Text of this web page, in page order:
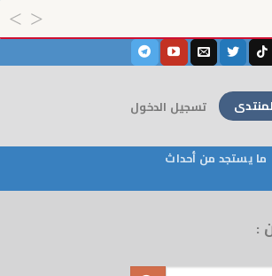
تسجيل الدخول
ما يستجد من أحداث
: